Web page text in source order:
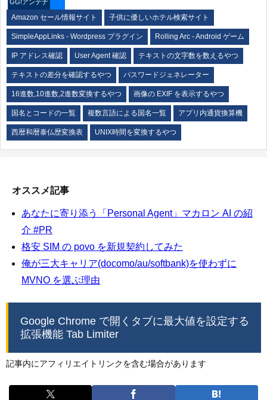
GG!アンテナ
Amazon セール情報サイト 子供に優しいホテル検索サイト
SimpleAppLinks - Wordpress プラグイン Rolling Arc - Android ゲーム
IP アドレス確認 User Agent 確認 テキストの文字数を数えるやつ
テキストの差分を確認するやつ パスワードジェネレーター
16進数,10進数,2進数変換するやつ 画像の EXIF を表示するやつ
国名とコードの一覧 複数言語による国名一覧 アプリ内通貨換算機
西暦和暦泰仏歴変換表 UNIX時間を変換するやつ
オススメ記事
あなたに寄り添う「Personal Agent」マカロン AI の紹
介 #PR
格安 SIM の povo を新規契約してみた
俺が三大キャリア(docomo/au/softbank)を使わずに
MVNO を選ぶ理由
Google Chrome で開くタブに最大値を設定する
拡張機能 Tab Limiter
記事内にアフィリエイトリンクを含む場合があります